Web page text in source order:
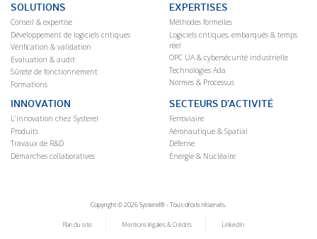
SOLUTIONS
Conseil & expertise
Développement de logiciels critiques
Vérification & validation
Evaluation & audit
Sûreté de fonctionnement
Formations
EXPERTISES
Méthodes formelles
Logiciels critiques, embarqués & temps
réel
OPC UA & cybersécurité industrielle
Technologies Ada
Normes & Processus
INNOVATION
L’innovation chez Systerel
Produits
Travaux de R&D
Démarches collaboratives
SECTEURS D’ACTIVITÉ
Ferroviaire
Aéronautique & Spatial
Défense
Énergie & Nucléaire
Copyright © 2026 Systerel® - Tous droits réservés.
Plan du site Mentions légales & Crédits LinkedIn